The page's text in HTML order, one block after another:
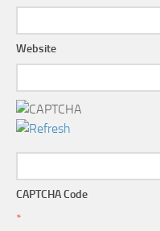
Website
CAPTCHA Code
*